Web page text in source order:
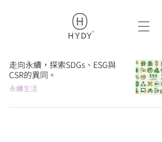
走向永續，探索SDGs、ESG與
CSR的異同。
永續生活